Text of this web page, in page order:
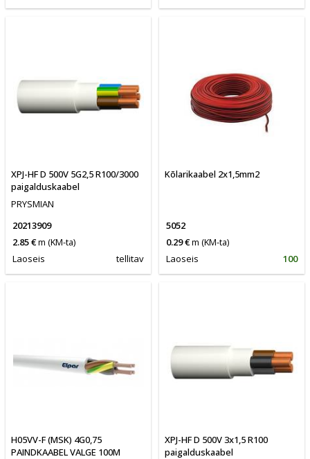
XPJ-HF D 500V 5G2,5 R100/3000
paigalduskaabel
PRYSMIAN
20213909
2.85 €m (KM-ta)
Laoseis
tellitav
Kõlarikaabel 2x1,5mm2
5052
0.29 €m (KM-ta)
Laoseis
100
H05VV-F (MSK) 4G0,75
PAINDKAABEL VALGE 100M
XPJ-HF D 500V 3x1,5 R100
paigalduskaabel